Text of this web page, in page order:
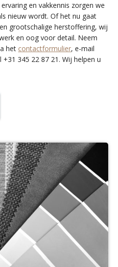
en vakkennis zorgen we
nieuw wordt. Of het nu gaat
grootschalige herstoffering, wij
en oog voor detail. Neem
het contactformulier, e-mail
+31 345 22 87 21. Wij helpen u